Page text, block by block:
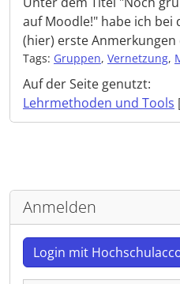
auf Moodle!" habe ich bei
(hier) erste Anmerkungen
Tags: Gruppen, Vernetzung,
Auf der Seite genutzt:
Lehrmethoden und Tools
Anmelden
Login mit